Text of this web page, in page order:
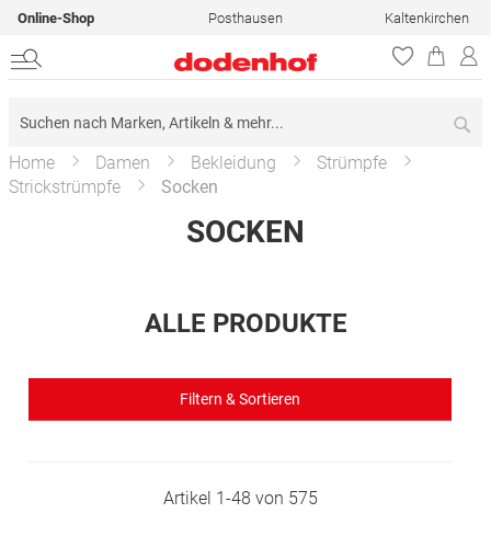
Online-Shop Posthausen Kaltenkirchen
Home Damen Bekleidung
Strümpfe
Strickstrümpfe
Socken
SOCKEN
ALLE PRODUKTE
Filtern & Sortieren
Artikel 1-48 von 575